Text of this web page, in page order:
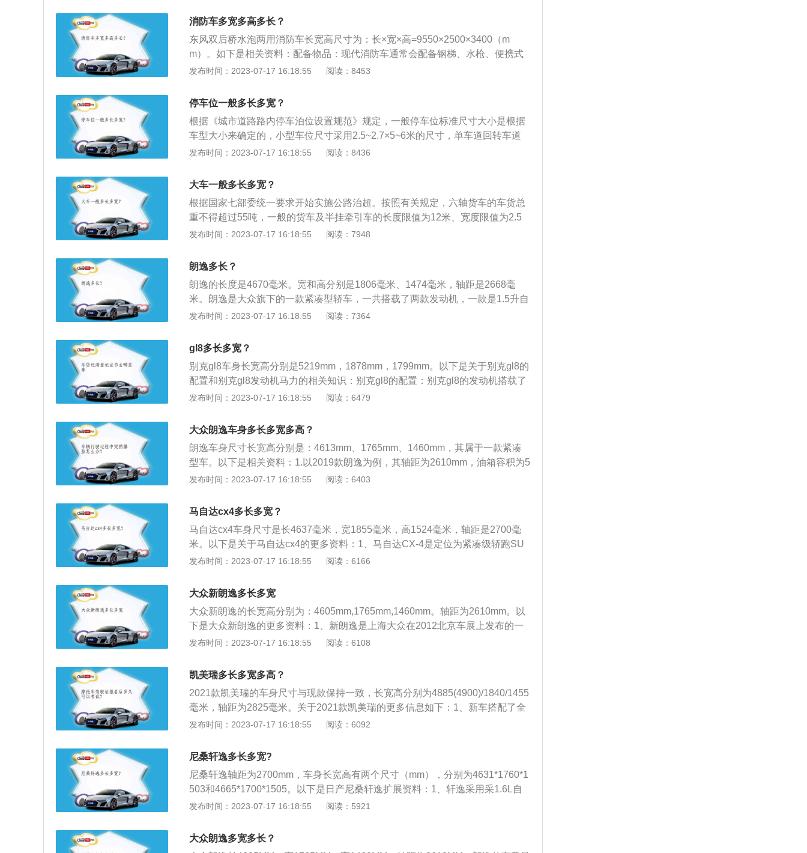
整体焊接车架，坚固耐用，物超所值。动力强劲：匹配国内名牌动力，性能先
进，动力强劲。
消防车多宽多高多长？
东风双后桥水泡两用消防车长宽高尺寸为：长×宽×高=9550×2500×3400（m
m）。如下是相关资料：配备物品：现代消防车通常会配备钢梯、水枪、便携式
灭火器、自持式呼吸器、防护服、破拆工具、急救工具等装备，部分的还会搭载
色，但也有部分地区消防车外观为黄色，部分特种消防车亦是如此，消防车顶部
通常设有警钟警笛、警灯和爆闪灯。
发布时间：2023-07-17 16:18:55 阅读：8453
停车位一般多长多宽？
根据《城市道路路内停车泊位设置规范》规定，一般停车位标准尺寸大小是根据
车型大小来确定的，小型车位尺寸采用2.5~2.7×5~6米的尺寸，单车道回转车道
宽度不小于3.5米，双车道不小于5米，回车路段应满足一辆车一次性回转的需
≤1.8m）的车：规范车与车之间间距为不小于0.5米，车与墙、车位端之间间距不
小于0.5米。（6m<长≤8m，1.8m<宽≤2.2m）的车：车与车之间间距不小于0.7
米。小车停车位：长度大于等于5米，宽度2.2-2.5米。大车停车位：长度7-10
米，宽度4米，具体视车型而定。按照《汽车库建筑设计规范》，小型汽车室内
停车库的具体车位尺寸如下：小型汽车的外廓设计尺寸为4.8m(长)x1.8m(宽)x2.0
(宽)，停车位前端的通车道最小宽度宜为5.5m。小型汽车与左右两侧墙面的最小
距离应为0.6m，与前后墙面的最小距离应为0.5m。现在开发的地下车库建筑面积
大，车位的个数多，为了满足车辆的自由通行，车行道的面积规划得比较大。车
停车位建筑面积的50%甚至更多。停车位排列方式可以分为三种：平行式、倾斜
具体如下：平衡式车位：长度标准为6米，宽度为2.5米。倾斜式车位：斜长度达
到6米，宽为2.8米，两斜线垂直距离应保持2.5米的标准。垂直式车位：长大于等
于5米，长度通常设置为6米，宽为2.5米，一般2.5x5.3m为最佳标准停车位尺
寸。《道路交通安全法》规定，路宽不足6米的机动车通行道路将不得设置路侧
不影响行人、车辆通行的情况下，政府有关部门可以施划停车泊位，路内泊位的
设置应避免影响非机动车的正常通行，不应侵占非机动车通行空间；道路交叉、
建筑物出入口及公交站台附近不应设置；规定车种类型、停放时间，通过标志给
予告示；避免对机动车道内车辆行驶造成影响等。此外，还规定了路内停车泊位
不应设置地锁，防止被私人占用；禁止路内停车道路的一侧可设置隔离护栏、隔
及其他停车管理设施，以防止车辆继续停放，影响道路交通安全与运行。另外，
路外公共停车场周围200m~300m内不宜设置路内停车泊位。路内停车泊位设置
的定量化规定：《城市道路路内停车泊位设置规范》从设置路内停车泊位的道路
侧设置泊位；实际宽度位于12米与8米之间，可单侧设置；小于8米，不可设置。
米与6米之间，可单侧设置；小于6米，不可设置。在残疾人专用停车泊位设置方
面，《城市道路路内停车泊位设置规范》规定，路内停车泊位应考虑设置残疾人
专用停车泊位，其数量应不少于停车泊位总数的2%，停车泊位在20个以上时，
宜设置不少于1个残疾人专用停车泊位。停车位标线颜色：白色：收费停车位；
线框内标注准许停车时间，数字高为60cm。残疾人专用停车泊位：专用停车位标
线；停车位两边的黄色网线为残疾人上下车区域禁止车辆停放其上，其他车辆不
得占用残疾人车位；专用停车位路面标记施划于残疾人专用停车位内表明专属
性。黄色网格线宽度:120cm外围线线宽：20cm，内部填充线线宽：0cm，和外
围线夹角应为45°，外围线长度应与停车泊位标线长度相同。不应设置路内停车泊
的；不得在具备救灾和应急疏散功能的道路上设置；人行道，如果设置，则不应
侵占盲道；建筑物出入口附近；交叉路口、铁路道口、急弯路、宽度不足4m的窄
路、桥梁、陡坡、隧道以及距离上述地点50m以内的路段；公共汽车站、急救
使用上述设施的以外；距路口渠化区域20m以内的路段；水、电、气等地下管道
发布时间：2023-07-17 16:18:55 阅读：8436
大车一般多长多宽？
根据国家七部委统一要求开始实施公路治超。按照有关规定，六轴货车的车货总
重不得超过55吨，一般的货车及半挂牵引车的长度限值为12米、宽度限值为2.5
米、高度限值为4米。以下是扩展资料：1、2.5吨货车尺寸：长4.2米×宽1.9米×高
货车尺寸：长6.2米×宽2.0米×高2米，实际载重量：5吨/30立方米（地面到车板的
距离1.1米）。
发布时间：2023-07-17 16:18:55 阅读：7948
朗逸多长？
朗逸的长度是4670毫米。宽和高分别是1806毫米、1474毫米，轴距是2668毫
米。朗逸是大众旗下的一款紧凑型轿车，一共搭载了两款发动机，一款是1.5升自
然吸气发动机，另一款是1.4升涡轮增压发动机。以下是这两款发动机的介绍：
扭矩150Nm。2、1.4T涡轮增压发动机：1.4T涡轮增压发动机最大功率110kW（1
50Ps），峰值扭矩250Nm。传动部分，与之匹配5速手动、6速自动以及7速双离
合变速箱。
发布时间：2023-07-17 16:18:55 阅读：7364
gl8多长多宽？
别克gl8车身长宽高分别是5219mm，1878mm，1799mm。以下是关于别克gl8的
配置和别克gl8发动机马力的相关知识：别克gl8的配置：别克gl8的发动机搭载了
可变气门管理系统和缸内直喷技术，并且使用了铝合金缸盖缸体。与这款发别克
237匹马力和350牛米的最大扭矩，这款发动机可以在1500到4000转每分钟时输
出最大扭矩，可以在5000转每分钟时输出最大功率。
发布时间：2023-07-17 16:18:55 阅读：6479
大众朗逸车身多长多宽多高？
朗逸车身尺寸长宽高分别是：4613mm、1765mm、1460mm，其属于一款紧凑
型车。以下是相关资料：1.以2019款朗逸为例，其轴距为2610mm，油箱容积为5
1l，整备质量为1210kg。2.2019款朗逸前悬架是麦弗逊式独立悬架，后悬架是扭
是82kw，最大扭矩是145nm，与其匹配的是5挡手动变速箱。
发布时间：2023-07-17 16:18:55 阅读：6403
马自达cx4多长多宽？
马自达cx4车身尺寸是长4637毫米，宽1855毫米，高1524毫米，轴距是2700毫
米。以下是关于马自达cx4的更多资料：1、马自达CX-4是定位为紧凑级轿跑SU
V，于2016年4月北京车展正式亮相。这是马自达在中国发布的一款特供车型。
中控台采用了软性材质，搭配悬浮式的中控屏。配备了2.5L-L4发动机，发动机最
大功率是192马力。
发布时间：2023-07-17 16:18:55 阅读：6166
大众新朗逸多长多宽
大众新朗逸的长宽高分别为：4605mm,1765mm,1460mm。轴距为2610mm。以
下是大众新朗逸的更多资料：1、新朗逸是上海大众在2012北京车展上发布的一
款汽车，这款中期改款车型无论外观还是内饰都有着非常明显的变化，车头和车
2、新朗逸配备1.6L、1.4TSI两款发动机。两款发动机的动力参数没有发生变化，
但是经过再次调教，其油耗有所下降。其中，1.6LMT/AT型号油耗由6.9L/100k
m、7.7L/100km降至6.8L/100km和7.5L/100km。1.4TSIMT/DSG型号油耗由6.7L/
100km、6.5L/100km降至6.3L/100km和6.3L/100km。
发布时间：2023-07-17 16:18:55 阅读：6108
凯美瑞多长多宽多高？
2021款凯美瑞的车身尺寸与现款保持一致，长宽高分别为4885(4900)/1840/1455
毫米，轴距为2825毫米。关于2021款凯美瑞的更多信息如下：1、新车搭配了全
新的铝合轮毂，提供17和18寸可选择。同时，新增钛辉银车身色，共提供6种不
采用了更加激进的设计风格，两种套件风格延续现款车型思路。3、豪华版和运
动版两种套件都选用了一款新设计的轮毂，样式有点像玛莎拉蒂，运动版的轮毂
还采用了黑色涂装，这也是现如今比较流行的元素之一。4、配置上的升级主要
体现在TSS2.5+，相比现有的TSS2.0系统，TSS2.5+在与碰撞功能上实现了提
升。
发布时间：2023-07-17 16:18:55 阅读：6092
尼桑轩逸多长多宽?
尼桑轩逸轴距为2700mm，车身长宽高有两个尺寸（mm），分别为4631*1760*1
503和4665*1700*1505。以下是日产尼桑轩逸扩展资料：1、轩逸采用采1.6L自
然吸气发动机与CVT无级变速箱经典组合，最大功率：91kW(124PS)/5600rpm，
条，前脸U形镀铬，飞镖大灯、蜂窝状进气格栅。3、内饰上采用镀铬和钢琴黑搭
配大量哑光黑色搪塑组合。
发布时间：2023-07-17 16:18:55 阅读：5921
大众朗逸多宽多长？